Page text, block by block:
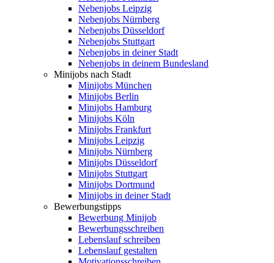
Nebenjobs Leipzig
Nebenjobs Nürnberg
Nebenjobs Düsseldorf
Nebenjobs Stuttgart
Nebenjobs in deiner Stadt
Nebenjobs in deinem Bundesland
Minijobs nach Stadt
Minijobs München
Minijobs Berlin
Minijobs Hamburg
Minijobs Köln
Minijobs Frankfurt
Minijobs Leipzig
Minijobs Nürnberg
Minijobs Düsseldorf
Minijobs Stuttgart
Minijobs Dortmund
Minijobs in deiner Stadt
Bewerbungstipps
Bewerbung Minijob
Bewerbungsschreiben
Lebenslauf schreiben
Lebenslauf gestalten